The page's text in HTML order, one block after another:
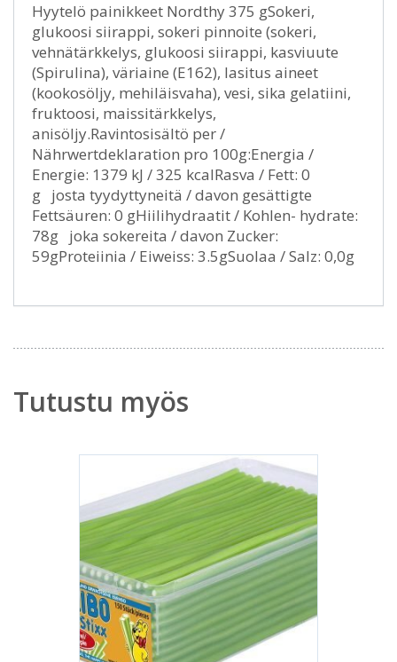
Hyytelö painikkeet Nordthy 375 gSokeri,
glukoosi siirappi, sokeri pinnoite (sokeri,
vehnätärkkelys, glukoosi siirappi, kasviuute
(Spirulina), väriaine (E162), lasitus aineet
(kookosöljy, mehiläisvaha), vesi, sika gelatiini,
fruktoosi, maissitärkkelys,
anisöljy.Ravintosisältö per /
Nährwertdeklaration pro 100g:Energia /
Energie: 1379 kJ / 325 kcalRasva / Fett: 0
g josta tyydyttyneitä / davon gesättigte
Fettsäuren: 0 gHiilihydraatit / Kohlen- hydrate:
78g joka sokereita / davon Zucker:
59gProteiinia / Eiweiss: 3.5gSuolaa / Salz: 0,0g
Tutustu myös